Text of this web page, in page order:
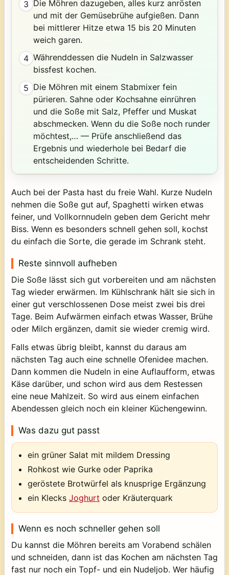
3 Die Möhren dazugeben, alles kurz anrösten
und mit der Gemüsebrühe aufgießen. Dann
bei mittlerer Hitze etwa 15 bis 20 Minuten
weich garen.
4 Währenddessen die Nudeln in Salzwasser
bissfest kochen.
5 Die Möhren mit einem Stabmixer fein
pürieren. Sahne oder Kochsahne einrühren
und die Soße mit Salz, Pfeffer und Muskat
abschmecken. Wenn du die Soße noch runder
möchtest,… — Prüfe anschließend das
Ergebnis und wiederhole bei Bedarf die
entscheidenden Schritte.
Auch bei der Pasta hast du freie Wahl. Kurze Nudeln
nehmen die Soße gut auf, Spaghetti wirken etwas
feiner, und Vollkornnudeln geben dem Gericht mehr
Biss. Wenn es besonders schnell gehen soll, kochst
du einfach die Sorte, die gerade im Schrank steht.
Reste sinnvoll aufheben
Die Soße lässt sich gut vorbereiten und am nächsten
Tag wieder erwärmen. Im Kühlschrank hält sie sich in
einer gut verschlossenen Dose meist zwei bis drei
Tage. Beim Aufwärmen einfach etwas Wasser, Brühe
oder Milch ergänzen, damit sie wieder cremig wird.
Falls etwas übrig bleibt, kannst du daraus am
nächsten Tag auch eine schnelle Ofenidee machen.
Dann kommen die Nudeln in eine Auflaufform, etwas
Käse darüber, und schon wird aus dem Restessen
eine neue Mahlzeit. So wird aus einem einfachen
Abendessen gleich noch ein kleiner Küchengewinn.
Was dazu gut passt
ein grüner Salat mit mildem Dressing
Rohkost wie Gurke oder Paprika
geröstete Brotwürfel als knusprige Ergänzung
ein Klecks Joghurt oder Kräuterquark
Wenn es noch schneller gehen soll
Du kannst die Möhren bereits am Vorabend schälen
und schneiden, dann ist das Kochen am nächsten Tag
fast nur noch ein Topf- und ein Nudeljob. Wer häufig